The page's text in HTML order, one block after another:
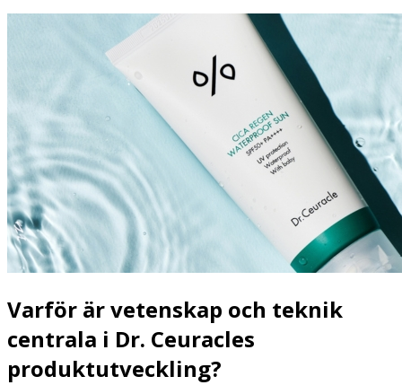
Varför är vetenskap och teknik
centrala i Dr. Ceuracles
produktutveckling?